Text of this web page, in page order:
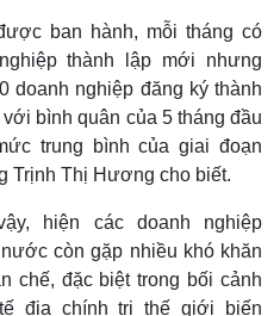
ban hành, mỗi tháng có
thành lập mới nhưng
doanh nghiệp đăng ký thành
bình quân của 5 tháng đầu
trung bình của giai đoạn
Trịnh Thị Hương cho biết.
hiện các doanh nghiệp
còn gặp nhiều khó khăn
chế, đặc biệt trong bối cảnh
địa chính trị thế giới biến